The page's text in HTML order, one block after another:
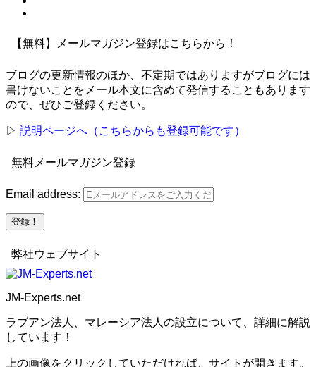
【無料】メールマガジン登録はこちらから！
ブログの更新情報のほか、不定期ではありますがブログには
書けないことをメール本文に含めて発信することもあります
ので、ぜひご登録ください。
▷ 説明ページへ（こちらからも登録可能です）
無料メールマガジン登録
Email address:
弊社ウェブサイト
JM-Experts.net
ラブアン法人、マレーシア法人の設立について、詳細に解説
しています！
上の画像をクリックしていただければ、サイトが開きます。